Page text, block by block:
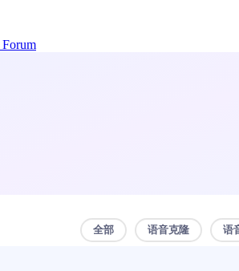
Forum
全部 语音克隆 语